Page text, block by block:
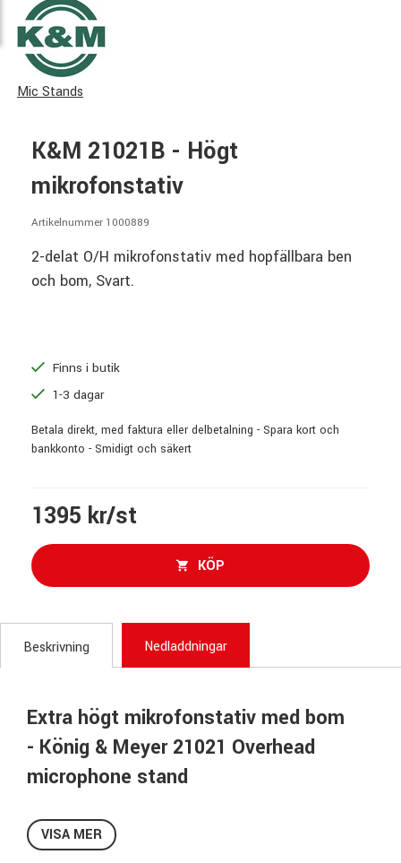
Mic Stands
K&M 21021B - Högt
mikrofonstativ
Artikelnummer 1000889
2-delat O/H mikrofonstativ med hopfällbara ben
och bom, Svart.
Finns i butik
1-3 dagar
Betala direkt, med faktura eller delbetalning - Spara kort och
bankkonto - Smidigt och säkert
1395 kr/st
KÖP
Beskrivning Nedladdningar
Extra högt mikrofonstativ med bom
- König & Meyer 21021 Overhead
microphone stand
Extra högt stativ för ex. mickning av kör eller för
överhängsmikrofoner till trumset.
VISA MER